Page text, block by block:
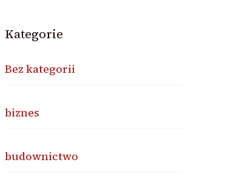
Kategorie
Bez kategorii
biznes
budownictwo